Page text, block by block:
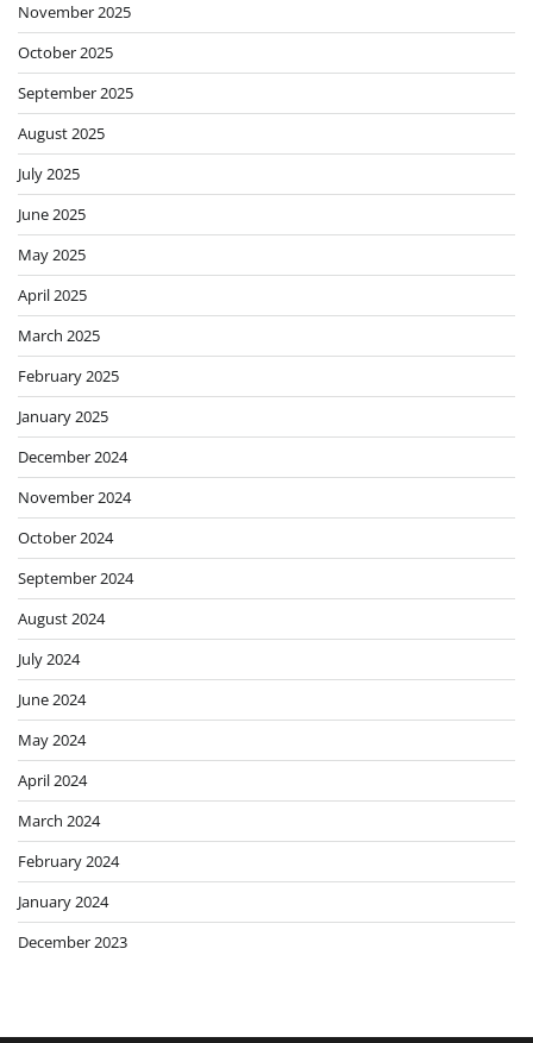
November 2025
October 2025
September 2025
August 2025
July 2025
June 2025
May 2025
April 2025
March 2025
February 2025
January 2025
December 2024
November 2024
October 2024
September 2024
August 2024
July 2024
June 2024
May 2024
April 2024
March 2024
February 2024
January 2024
December 2023